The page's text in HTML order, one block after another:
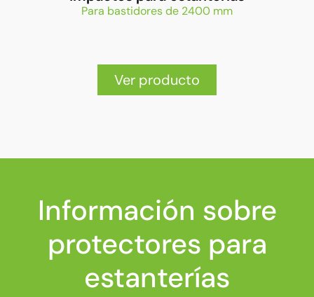
Para bastidores de 2400 mm
Ver producto
Información sobre
protectores para
estanterías